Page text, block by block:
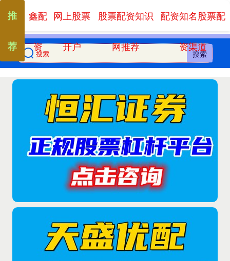
搜索
推
荐
鑫配
资
网上股票
开户
股票配资知识
网推荐
配资知名股票配
资渠道